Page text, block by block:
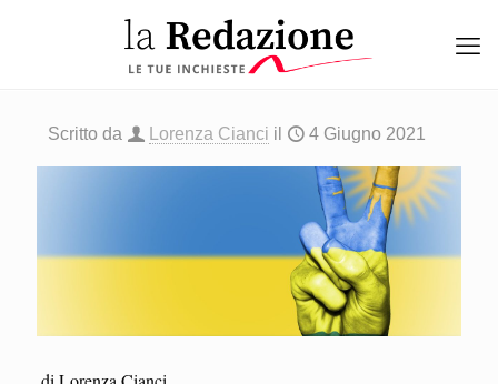
Scritto da Lorenza Cianci il 4 Giugno 2021